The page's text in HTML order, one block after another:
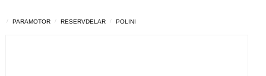
PARAMOTOR RESERVDELAR POLINI